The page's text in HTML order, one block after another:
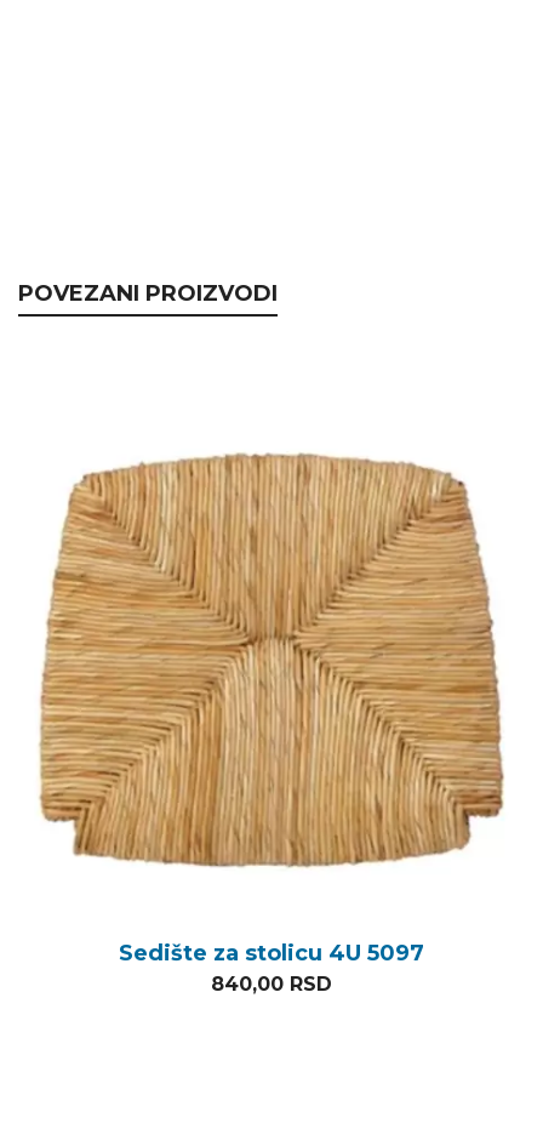
POVEZANI PROIZVODI
Sedište za stolicu 4U 5097
840,00 RSD